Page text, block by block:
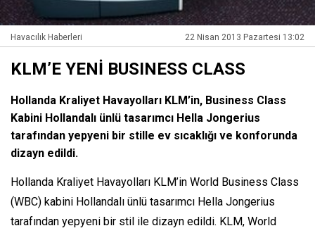
Havacılık Haberleri 22 Nisan 2013 Pazartesi 13:02
KLM’E YENİ BUSINESS CLASS
Hollanda Kraliyet Havayolları KLM’in, Business Class
Kabini Hollandalı ünlü tasarımcı Hella Jongerius
tarafından yepyeni bir stille ev sıcaklığı ve konforunda
dizayn edildi.
Hollanda Kraliyet Havayolları KLM’in World Business Class
(WBC) kabini Hollandalı ünlü tasarımcı Hella Jongerius
tarafından yepyeni bir stil ile dizayn edildi. KLM, World